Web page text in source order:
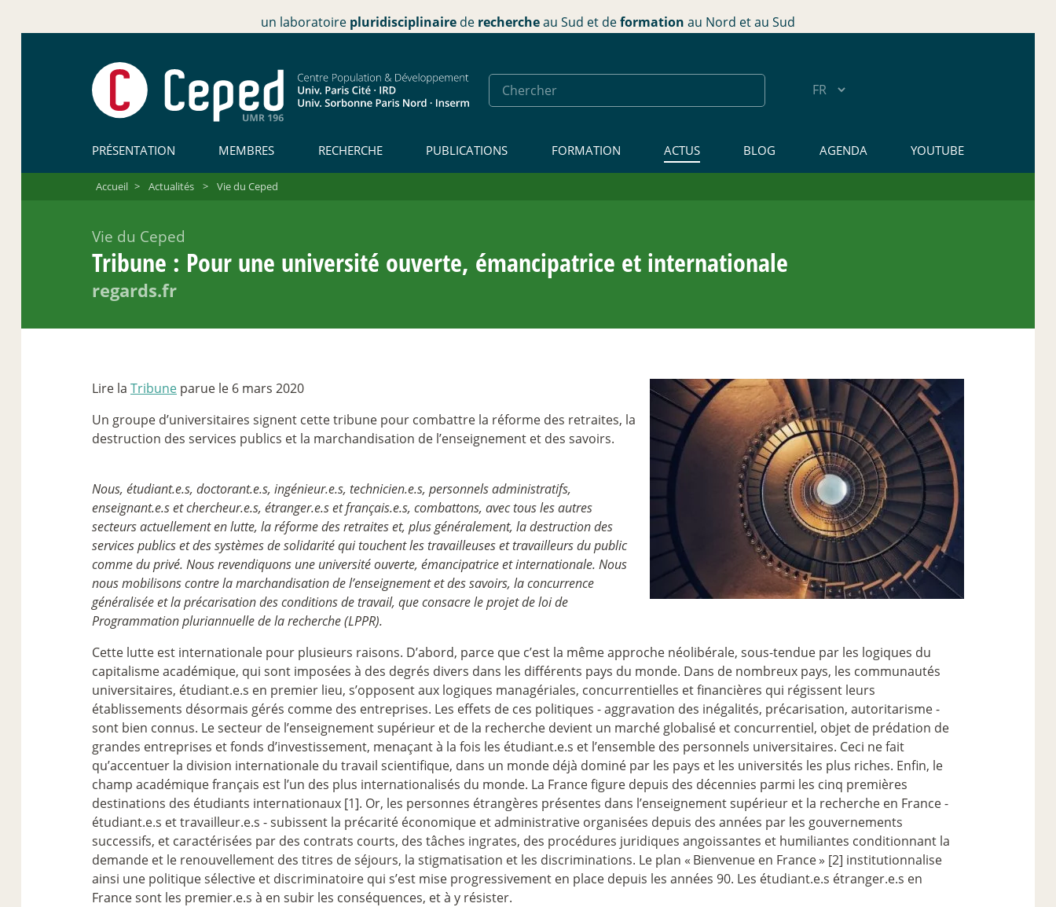
un laboratoire pluridisciplinaire de rechercheau Sud et deformation au Nord et au Sud
PRÉSENTATION MEMBRES RECHERCHE PUBLICATIONS FORMATION ACTUS BLOG AGENDA YOUTUBE
Accueil > Actualités > Vie du Ceped
Vie du Ceped
Tribune : Pour une université ouverte, émancipatrice et internationale
regards.fr
Lire la Tribune parue le 6 mars 2020
Un groupe d’universitaires signent cette tribune pour combattre la réforme des retraites, la
destruction des services publics et la marchandisation de l’enseignement et des savoirs.
Nous, étudiant.e.s, doctorant.e.s, ingénieur.e.s, technicien.e.s, personnels administratifs,
enseignant.e.s et chercheur.e.s, étranger.e.s et français.e.s, combattons, avec tous les autres
secteurs actuellement en lutte, la réforme des retraites et, plus généralement, la destruction des
services publics et des systèmes de solidarité qui touchent les travailleuses et travailleurs du public
comme du privé. Nous revendiquons une université ouverte, émancipatrice et internationale. Nous
nous mobilisons contre la marchandisation de l’enseignement et des savoirs, la concurrence
généralisée et la précarisation des conditions de travail, que consacre le projet de loi de
Programmation pluriannuelle de la recherche (LPPR).
Cette lutte est internationale pour plusieurs raisons. D’abord, parce que c’est la même approche néolibérale, sous-tendue par les logiques du
capitalisme académique, qui sont imposées à des degrés divers dans les différents pays du monde. Dans de nombreux pays, les communautés
universitaires, étudiant.e.s en premier lieu, s’opposent aux logiques managériales, concurrentielles et financières qui régissent leurs
établissements désormais gérés comme des entreprises. Les effets de ces politiques - aggravation des inégalités, précarisation, autoritarisme -
sont bien connus. Le secteur de l’enseignement supérieur et de la recherche devient un marché globalisé et concurrentiel, objet de prédation de
grandes entreprises et fonds d’investissement, menaçant à la fois les étudiant.e.s et l’ensemble des personnels universitaires. Ceci ne fait
qu’accentuer la division internationale du travail scientifique, dans un monde déjà dominé par les pays et les universités les plus riches. Enfin, le
champ académique français est l’un des plus internationalisés du monde. La France figure depuis des décennies parmi les cinq premières
destinations des étudiants internationaux [1]. Or, les personnes étrangères présentes dans l’enseignement supérieur et la recherche en France -
étudiant.e.s et travailleur.e.s - subissent la précarité économique et administrative organisées depuis des années par les gouvernements
successifs, et caractérisées par des contrats courts, des tâches ingrates, des procédures juridiques angoissantes et humiliantes conditionnant la
demande et le renouvellement des titres de séjours, la stigmatisation et les discriminations. Le plan « Bienvenue en France» [2] institutionnalise
ainsi une politique sélective et discriminatoire qui s’est mise progressivement en place depuis les années 90. Les étudiant.e.s étranger.e.s en
France sont les premier.e.s à en subir les conséquences, et à y résister.